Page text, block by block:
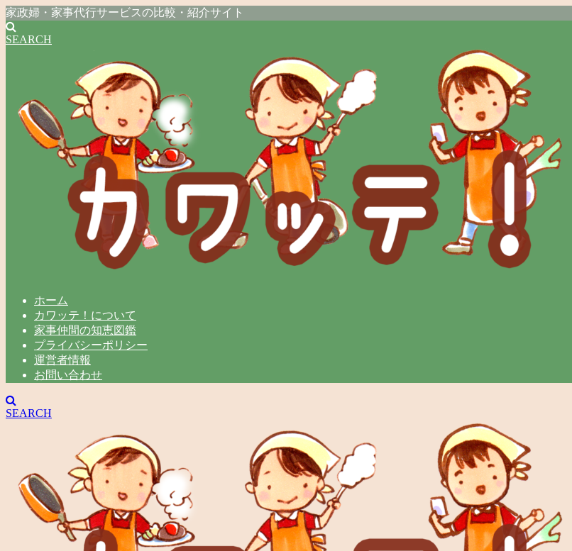
家政婦・家事代行サービスの比較・紹介サイト
SEARCH
ホーム
カワッテ！について
家事仲間の知恵図鑑
プライバシーポリシー
運営者情報
お問い合わせ
SEARCH